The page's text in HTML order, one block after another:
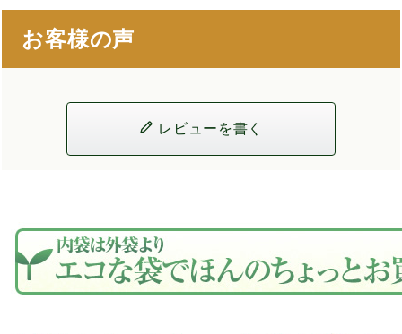
お客様の声
レビューを書く